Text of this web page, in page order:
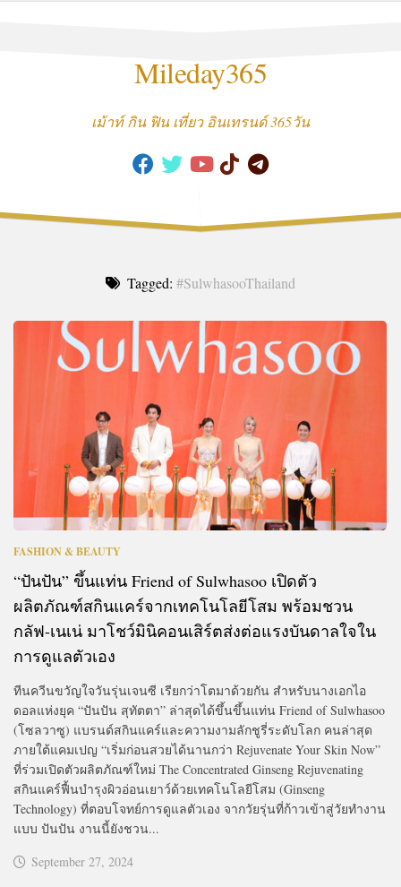
Mileday365
เม้าท์ กิน ฟิน เที่ยว อินเทรนด์ 365วัน
Tagged: #SulwhasooThailand
FASHION & BEAUTY
“ปันปัน” ขึ้นแท่น Friend of Sulwhasoo เปิดตัว
ผลิตภัณฑ์สกินแคร์จากเทคโนโลยีโสม พร้อมชวน
กลัฟ-เนเน่ มาโชว์มินิคอนเสิร์ตส่งต่อแรงบันดาลใจใน
การดูแลตัวเอง
ทีนควีนขวัญใจวันรุ่นเจนซี เรียกว่าโตมาด้วยกัน สำหรับนางเอกไอ
ดอลแห่งยุค “ปันปัน สุทัตตา” ล่าสุดได้ขึ้นขึ้นแท่น Friend of Sulwhasoo
(โซลวาซู) แบรนด์สกินแคร์และความงามลักชูรี่ระดับโลก คนล่าสุด
ภายใต้แคมเปญ “เริ่มก่อนสวยได้นานกว่า Rejuvenate Your Skin Now”
ที่ร่วมเปิดตัวผลิตภัณฑ์ใหม่ The Concentrated Ginseng Rejuvenating
สกินแคร์ฟื้นบำรุงผิวอ่อนเยาว์ด้วยเทคโนโลยีโสม (Ginseng
Technology) ที่ตอบโจทย์การดูแลตัวเอง จากวัยรุ่นที่ก้าวเข้าสู่วัยทำงาน
แบบ ปันปัน งานนี้ยังชวน...
September 27, 2024